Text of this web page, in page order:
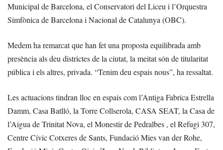
Municipal de Barcelona, el Conservatori del Liceu i l’Orquestra
Simfònica de Barcelona i Nacional de Catalunya (OBC).
Medem ha remarcat que han fet una proposta equilibrada amb
presència als deu districtes de la ciutat, la meitat són de titularitat
pública i els altres, privada. “Tenim deu espais nous”, ha ressaltat.
Les actuacions tindran lloc en espais com l’Antiga Fabrica Estrella
Damm, Casa Batlló, la Torre Collserola, CASA SEAT, la Casa de
l’Aigua de Trinitat Nova, el Monestir de Pedralbes , el Refugi 307,
Centre Cívic Cotxeres de Sants, Fundació Mies van der Rohe,